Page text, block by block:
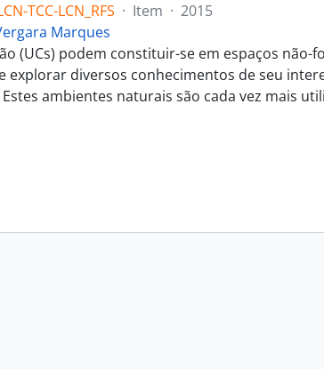
TCC-LCN_RFS · Item · 2015
Marques
(UCs) podem constituir-se em espaços não-
explorar diversos conhecimentos de seu
ambientes naturais são cada vez mais